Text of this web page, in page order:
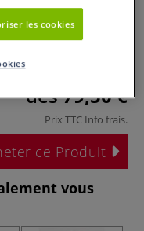
des marqueurs à
une pointe large.
dès79,50 €
Prix TTC Info frais.
ce Produit
vous
les cookies